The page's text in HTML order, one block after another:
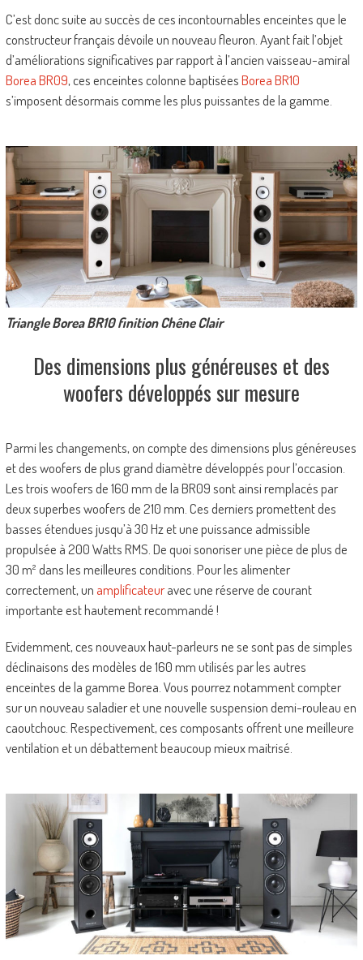
C’est donc suite au succès de ces incontournables enceintes que le
constructeur français dévoile un nouveau fleuron. Ayant fait l’objet
d’améliorations significatives par rapport à l’ancien vaisseau-amiral
Borea BR09, ces enceintes colonne baptiséesBorea BR10
s’imposent désormais comme les plus puissantes de la gamme.
Triangle Borea BR10 finition Chêne Clair
Des dimensions plus généreuses et des
woofers développés sur mesure
Parmi les changements, on compte des dimensions plus généreuses
et des woofers de plus grand diamètre développés pour l’occasion.
Les trois woofers de 160 mm de la BR09 sont ainsi remplacés par
deux superbes woofers de 210 mm. Ces derniers promettent des
basses étendues jusqu’à 30 Hz et une puissance admissible
propulsée à 200 Watts RMS. De quoi sonoriser une pièce de plus de
30 m² dans les meilleures conditions. Pour les alimenter
correctement, un amplificateuravec une réserve de courant
importante est hautement recommandé !
Evidemment, ces nouveaux haut-parleurs ne se sont pas de simples
déclinaisons des modèles de 160 mm utilisés par les autres
enceintes de la gamme Borea. Vous pourrez notamment compter
sur un nouveau saladier et une nouvelle suspension demi-rouleau en
caoutchouc. Respectivement, ces composants offrent une meilleure
ventilation et un débattement beaucoup mieux maitrisé.